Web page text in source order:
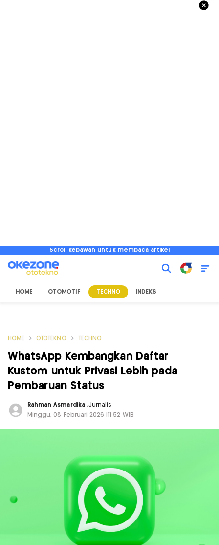
Scroll kebawah untuk membaca artikel
HOME OTOMOTIF TECHNO INDEKS
HOME OTOTEKNO TECHNO
WhatsApp Kembangkan Daftar
Kustom untuk Privasi Lebih pada
Pembaruan Status
Rahman Asmardika ,Jurnalis
Minggu, 08 Februari 2026 |11:52 WIB